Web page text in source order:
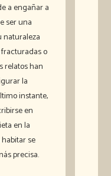
a engañar a
ser una
naturaleza
o
relatos han
la
instante,
en
en la
se
precisa.